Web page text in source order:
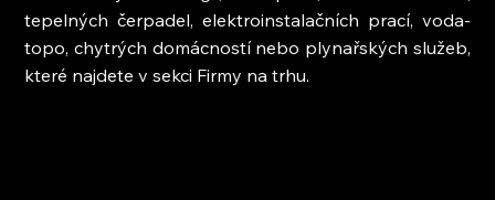
tepelných čerpadel, elektroinstalačních prací, voda-
topo, chytrých domácností nebo plynařských služeb,
které najdete v sekci Firmy na trhu.